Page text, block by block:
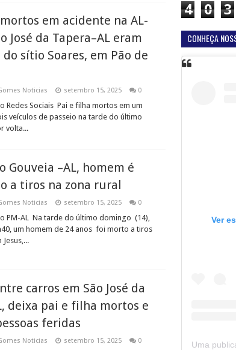
em acidente na AL-
José da Tapera–AL eram
sítio Soares, em Pão de
Noticias setembro 15, 2025 0
Redes Sociais Pai e filha mortos em um
veículos de passeio na tarde do último
volta...
Gouveia –AL, homem é
a tiros na zona rural
Noticias setembro 15, 2025 0
PM-AL Na tarde do último domingo (14),
um homem de 24 anos foi morto a tiros
carros em São José da
deixa pai e filha mortos e
feridas
Noticias setembro 15, 2025 0
4 0 3
CONHEÇA
Ver